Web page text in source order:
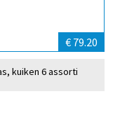
€ 79.20
kuiken 6 assorti